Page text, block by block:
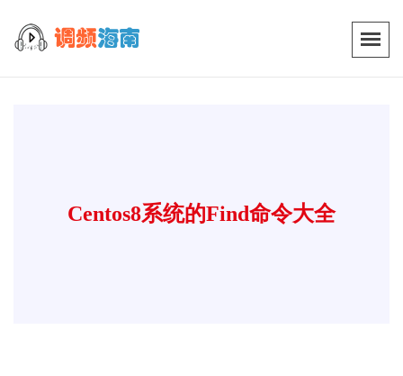
Centos8系统的find命令大全